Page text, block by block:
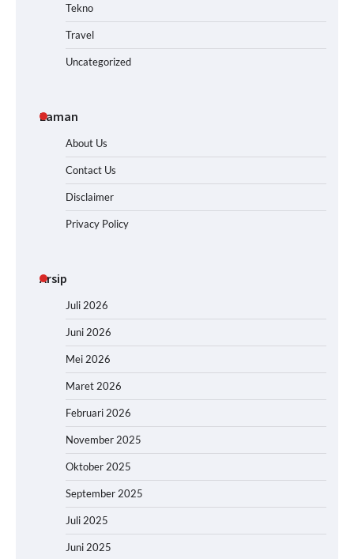
Tekno
Travel
Uncategorized
Laman
About Us
Contact Us
Disclaimer
Privacy Policy
Arsip
Juli 2026
Juni 2026
Mei 2026
Maret 2026
Februari 2026
November 2025
Oktober 2025
September 2025
Juli 2025
Juni 2025